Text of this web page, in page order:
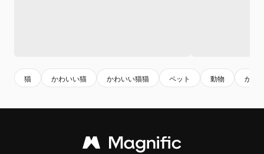
猫 かわいい猫 かわいい猫猫 ペット 動物 かわ